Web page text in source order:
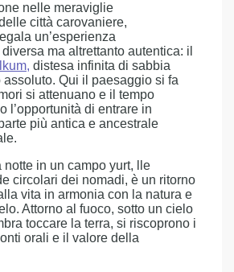
nelle meraviglie
città carovaniere,
un’esperienza
ma altrettanto autentica: il
, distesa infinita di sabbia
Qui il paesaggio si fa
si attenuano e il tempo
l’opportunità di entrare in
più antica e ancestrale
notte in un campo yurt, lle
circolari dei nomadi, è un ritorno
vita in armonia con la natura e
Attorno al fuoco, sotto un cielo
toccare la terra, si riscoprono i
orali e il valore della